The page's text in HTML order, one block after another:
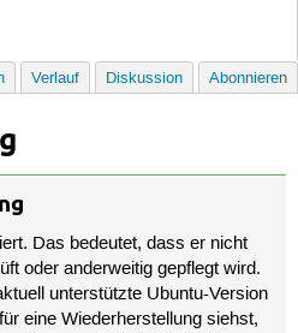
Verlauf Diskussion Abonnieren
Das bedeutet, dass er nicht
oder anderweitig gepflegt wird.
unterstützte Ubuntu-Version
eine Wiederherstellung siehst,